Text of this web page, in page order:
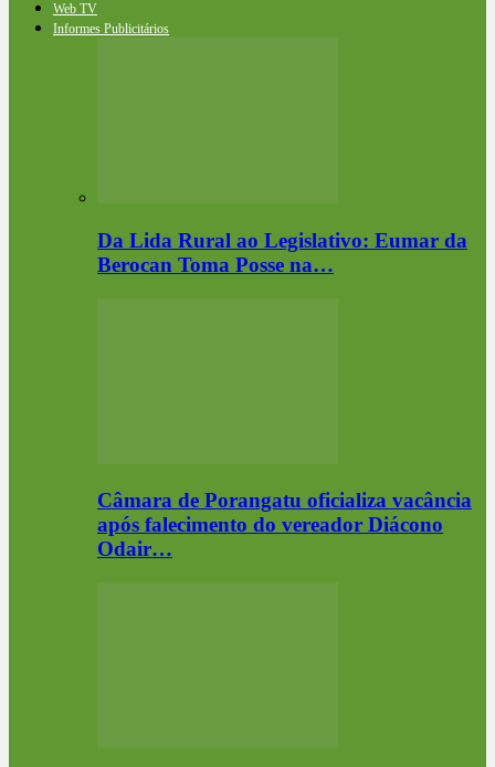
Web TV
Informes Publicitários
Da Lida Rural ao Legislativo: Eumar da
Berocan Toma Posse na…
Câmara de Porangatu oficializa vacância
após falecimento do vereador Diácono
Odair…